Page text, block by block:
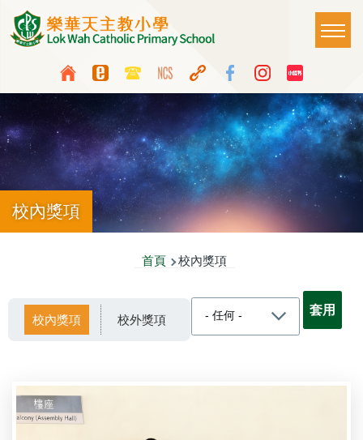
移至主內容
Top
Media
Icon
Button
Language
switcher
Main
校內獎項
首頁 校內獎項
校內獎項 校外獎項